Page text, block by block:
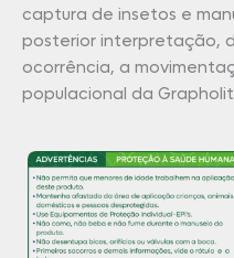
captura de insetos e
posterior interpretação,
ocorrência, a
populacional da